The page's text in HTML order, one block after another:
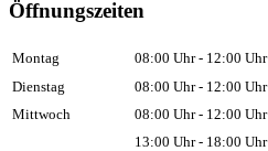
Öffnungszeiten
Montag
08:00 Uhr - 12:00 Uhr
Dienstag
08:00 Uhr - 12:00 Uhr
Mittwoch
08:00 Uhr - 12:00 Uhr
13:00 Uhr - 18:00 Uhr